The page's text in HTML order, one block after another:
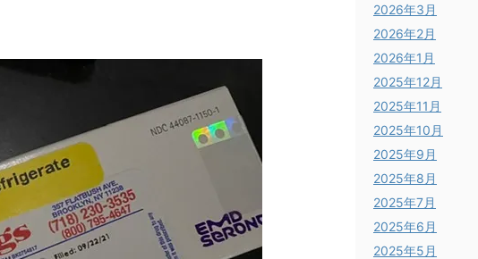
2026年3月
2026年2月
2026年1月
2025年12月
2025年11月
2025年10月
2025年9月
2025年8月
2025年7月
2025年6月
2025年5月